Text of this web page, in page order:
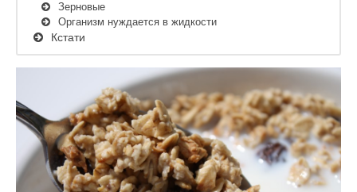
Зерновые
Организм нуждается в жидкости
Кстати